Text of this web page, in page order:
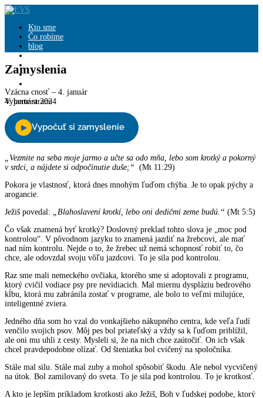
Close
Kto sme
Čo robíme
blog
knihy
Pridajte sa
Vyberte stranu
Zamyslenia
Vzácna cnosť – 4. január
4. januára 2024
„Vezmite na seba moje jarmo a učte sa odo mňa, lebo som krotký a pokorný
v srdci, a nájdete si odpočinutie duše;“ (Mt 11:29)
Pokora je vlastnosť, ktorá dnes mnohým ľuďom chýba. Je to opak pýchy a
arogancie.
Ježiš povedal:
„Blahoslavení krotkí, lebo oni dedičmi zeme budú.“ (Mt 5:5)
Čo však znamená byť krotký? Doslovný preklad tohto slova je „moc pod
kontrolou“. V pôvodnom jazyku to znamená jazdiť na žrebcovi, ale mať
nad ním kontrolu. Nejde o to, že žrebec už nemá schopnosť robiť to, čo
chce, ale odovzdal svoju vôľu jazdcovi. To je sila pod kontrolou.
Raz sme mali nemeckého ovčiaka, ktorého sme si adoptovali z programu,
ktorý cvičil vodiace psy pre nevidiacich. Mal miernu dyspláziu bedrového
kĺbu, ktorá mu zabránila zostať v programe, ale bolo to veľmi milujúce,
inteligentné zviera.
Jedného dňa som ho vzal do vonkajšieho nákupného centra, kde veľa ľudí
venčilo svojich psov. Môj pes bol priateľský a vždy sa k ľuďom priblížil,
ale oni mu uhli z cesty. Mysleli si, že na nich chce zaútočiť. On ich však
chcel pravdepodobne olízať. Od šteniatka bol cvičený na spoločníka.
Stále mal silu. Stále mal zuby a mohol spôsobiť škodu. Ale nebol vycvičený
na útok. Bol zamilovaný do sveta. To je sila pod kontrolou. To je krotkosť.
A kto je lepším príkladom krotkosti ako Ježiš, Boh v ľudskej podobe, ktorý